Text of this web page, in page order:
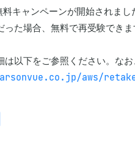
キャンペーンが開始されまし
た場合、無料で再受験できま
aws/